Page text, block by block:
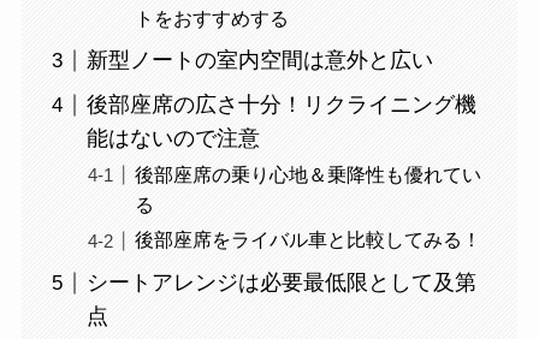
トをおすすめする
新型ノートの室内空間は意外と広い
後部座席の広さ十分！リクライニング機
能はないので注意
後部座席の乗り心地＆乗降性も優れてい
る
後部座席をライバル車と比較してみる！
シートアレンジは必要最低限として及第
点